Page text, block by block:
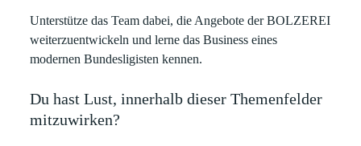
Unterstütze das Team dabei, die Angebote der BOLZEREI
weiterzuentwickeln und lerne das Business eines
modernen Bundesligisten kennen.
Du hast Lust, innerhalb dieser Themenfelder
mitzuwirken?